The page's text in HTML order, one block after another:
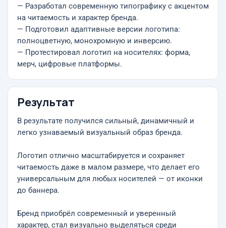
— Разработал современную типографику с акцентом
на читаемость и характер бренда.
— Подготовил адаптивные версии логотипа:
полноцветную, монохромную и инверсию.
— Протестировал логотип на носителях: форма,
мерч, цифровые платформы.
Результат
В результате получился сильный, динамичный и
легко узнаваемый визуальный образ бренда.
Логотип отлично масштабируется и сохраняет
читаемость даже в малом размере, что делает его
универсальным для любых носителей — от иконки
до баннера.
Бренд приобрёл современный и уверенный
характер, стал визуально выделяться среди